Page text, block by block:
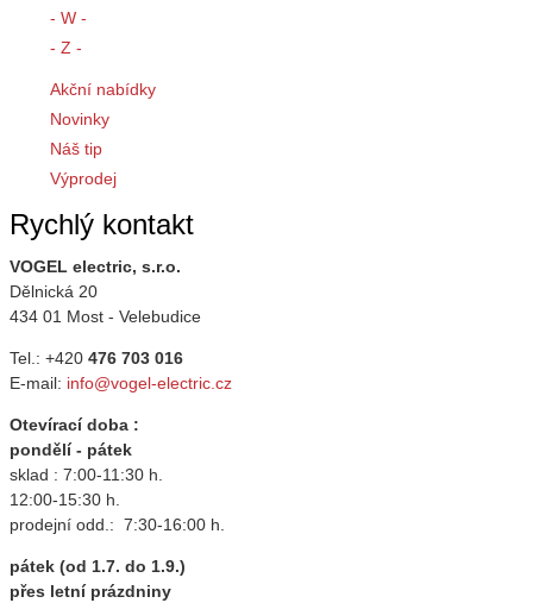
- W -
- Z -
Akční nabídky
Novinky
Náš tip
Výprodej
Rychlý kontakt
VOGEL electric, s.r.o.
Dělnická 20
434 01 Most - Velebudice
Tel.: +420 476 703 016
E-mail: info@vogel-electric.cz
Otevírací doba :
pondělí - pátek
sklad : 7:00-11:30 h.
12:00-15:30 h.
prodejní odd.: 7:30-16:00 h.
pátek (od 1.7. do 1.9.)
přes letní prázdniny